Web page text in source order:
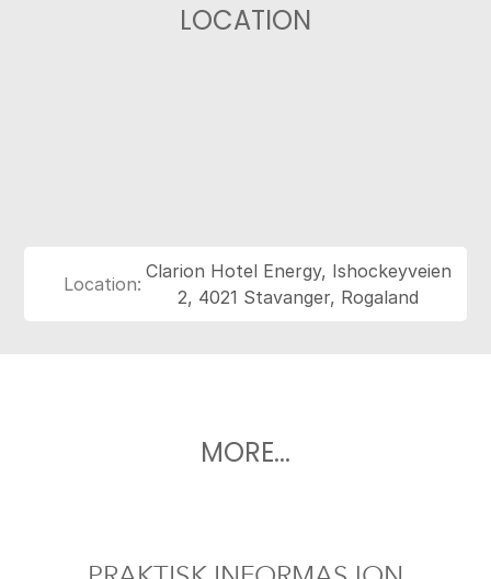
LOCATION
Location:
Clarion Hotel Energy, Ishockeyveien
2, 4021 Stavanger, Rogaland
MORE...